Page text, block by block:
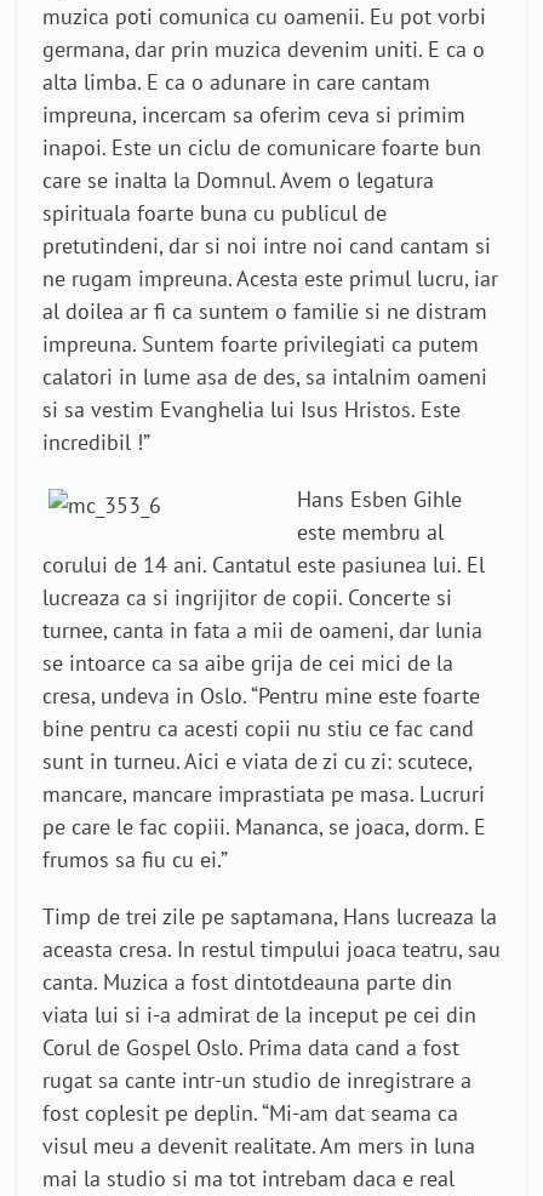
muzica poti comunica cu oamenii. Eu pot vorbi
germana, dar prin muzica devenim uniti. E ca o
alta limba. E ca o adunare in care cantam
impreuna, incercam sa oferim ceva si primim
inapoi. Este un ciclu de comunicare foarte bun
care se inalta la Domnul. Avem o legatura
spirituala foarte buna cu publicul de
pretutindeni, dar si noi intre noi cand cantam si
ne rugam impreuna. Acesta este primul lucru, iar
al doilea ar fi ca suntem o familie si ne distram
impreuna. Suntem foarte privilegiati ca putem
calatori in lume asa de des, sa intalnim oameni
si sa vestim Evanghelia lui Isus Hristos. Este
incredibil !”
Hans Esben Gihle
este membru al
corului de 14 ani. Cantatul este pasiunea lui. El
lucreaza ca si ingrijitor de copii. Concerte si
turnee, canta in fata a mii de oameni, dar lunia
se intoarce ca sa aibe grija de cei mici de la
cresa, undeva in Oslo. “Pentru mine este foarte
bine pentru ca acesti copii nu stiu ce fac cand
sunt in turneu. Aici e viata de zi cu zi: scutece,
mancare, mancare imprastiata pe masa. Lucruri
pe care le fac copiii. Mananca, se joaca, dorm. E
frumos sa fiu cu ei.”
Timp de trei zile pe saptamana, Hans lucreaza la
aceasta cresa. In restul timpului joaca teatru, sau
canta. Muzica a fost dintotdeauna parte din
viata lui si i-a admirat de la inceput pe cei din
Corul de Gospel Oslo. Prima data cand a fost
rugat sa cante intr-un studio de inregistrare a
fost coplesit pe deplin. “Mi-am dat seama ca
visul meu a devenit realitate. Am mers in luna
mai la studio si ma tot intrebam daca e real